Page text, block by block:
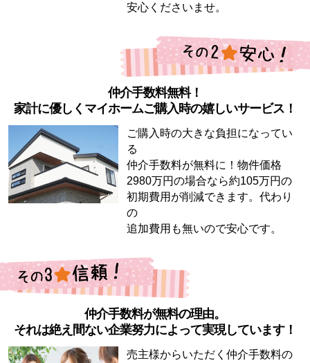
安心くださいませ。
仲介手数料無料！
家計に優しくマイホームご購入時の嬉しいサービス！
ご購入時の大きな負担になってい
る
仲介手数料が無料に！物件価格
2980万円の場合なら約105万円の
初期費用が削減できます。代わり
の
追加費用も無いので安心です。
仲介手数料が無料の理由。
それは絶え間ない企業努力によって実現しています！
売主様からいただく仲介手数料の